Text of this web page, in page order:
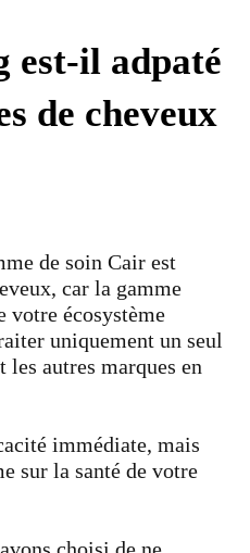
est-il adpaté
de cheveux
de soin Cair est
car la gamme
votre écosystème
uniquement un seul
autres marques en
immédiate, mais
sur la santé de votre